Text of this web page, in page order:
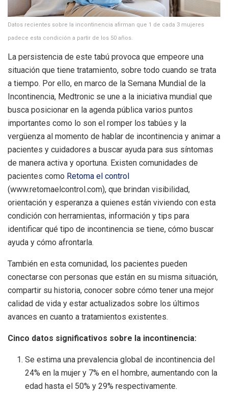
Datos recientes sobre la incontinencia afirman que 1 de cada 3 mujeres
padece esta condición a partir de los 50 años.
La persistencia de este tabú provoca que empeore una
situación que tiene tratamiento, sobre todo cuando se trata
a tiempo. Por ello, en marco de la Semana Mundial de la
Incontinencia, Medtronic se une a la iniciativa mundial que
busca posicionar en la agenda pública varios puntos
importantes como lo son el romper los tabúes y la
vergüenza al momento de hablar de incontinencia y animar a
pacientes y cuidadores a buscar ayuda para sus síntomas
de manera activa y oportuna. Existen comunidades de
pacientes como Retoma el control
(www.retomaelcontrol.com), que brindan visibilidad,
orientación y esperanza a quienes están viviendo con esta
condición con herramientas, información y tips para
identificar qué tipo de incontinencia se tiene, cómo buscar
ayuda y cómo afrontarla.
También en esta comunidad, los pacientes pueden
conectarse con personas que están en su misma situación,
compartir su historia, conocer sobre cómo tener una mejor
calidad de vida y estar actualizados sobre los últimos
avances en cuanto a tratamientos existentes.
Cinco datos significativos sobre la incontinencia:
Se estima una prevalencia global de incontinencia del
24% en la mujer y 7% en el hombre, aumentando con la
edad hasta el 50% y 29% respectivamente.